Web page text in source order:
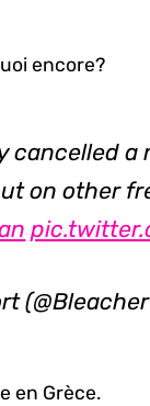
encore?
cancelled
on other
en Grèce.